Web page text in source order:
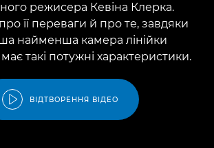
режисера Кевіна Клерка.
її переваги й про те, завдяки
найменша камера лінійки
такі потужні характеристики.
ВІДТВОРЕННЯ ВІДЕО